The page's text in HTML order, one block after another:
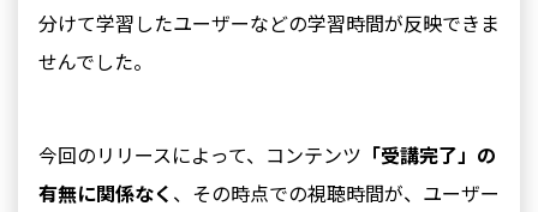
分けて学習したユーザーなどの学習時間が反映できま
せんでした。
今回のリリースによって、コンテンツ 「受講完了」の
有無に関係なく 、その時点での視聴時間が、ユーザー